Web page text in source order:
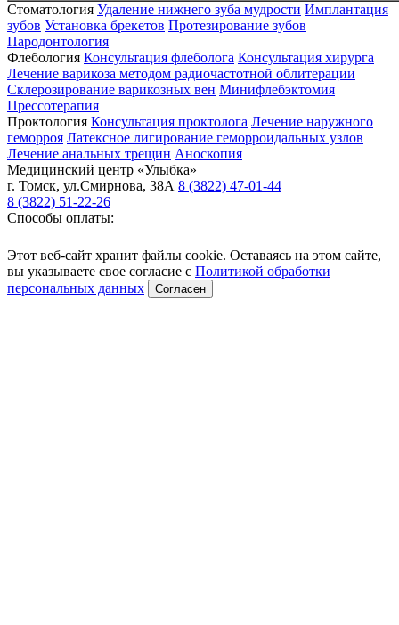
Стоматология Удаление нижнего зуба мудрости Имплантация
зубов Установка брекетов Протезирование зубов
Пародонтология
Флебология Консультация флеболога Консультация хирурга
Лечение варикоза методом радиочастотной облитерации
Склерозирование варикозных вен Минифлебэктомия
Прессотерапия
Проктология Консультация проктолога Лечение наружного
геморроя Латексное лигирование геморроидальных узлов
Лечение анальных трещин Аноскопия
Медицинский центр «Улыбка»
г. Томск, ул.Смирнова, 38А 8 (3822) 47-01-44
8 (3822) 51-22-26
Способы оплаты:
Этот веб-сайт хранит файлы cookie. Оставаясь на этом сайте,
вы указываете свое согласие с Политикой обработки
персональных данных
Согласен